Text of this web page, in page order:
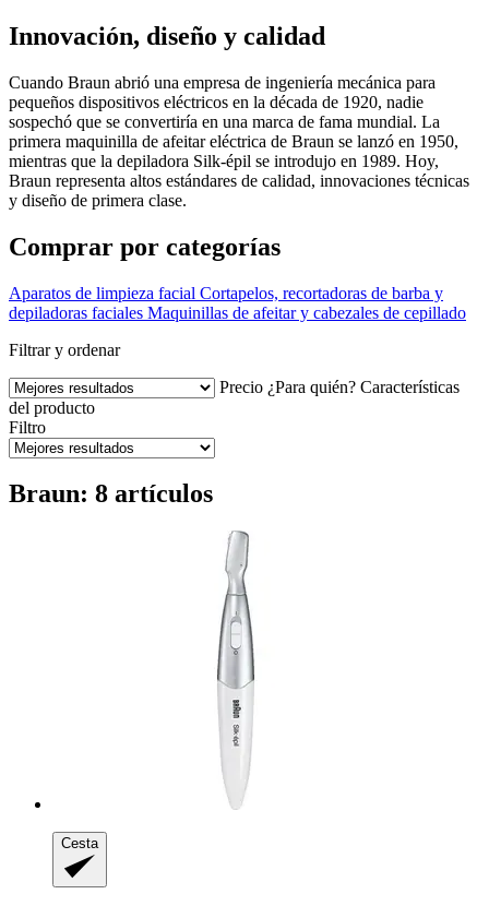
Innovación, diseño y calidad
Cuando Braun abrió una empresa de ingeniería mecánica para
pequeños dispositivos eléctricos en la década de 1920, nadie
sospechó que se convertiría en una marca de fama mundial. La
primera maquinilla de afeitar eléctrica de Braun se lanzó en 1950,
mientras que la depiladora Silk-épil se introdujo en 1989. Hoy,
Braun representa altos estándares de calidad, innovaciones técnicas
y diseño de primera clase.
Comprar por categorías
Aparatos de limpieza facial Cortapelos, recortadoras de barba y
depiladoras faciales Maquinillas de afeitar y cabezales de cepillado
Filtrar y ordenar
Precio ¿Para quién? Características
del producto
Filtro
Braun: 8 artículos
Cesta